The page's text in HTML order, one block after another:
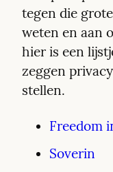
tegen die
weten en aan
hier is een
zeggen
stellen.
Freedom
Soverin